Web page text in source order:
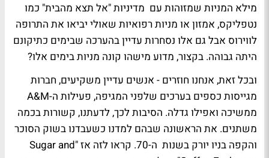
מילא המניות שמזוהות עם מדיניות "אל תצא מהבית" כמו
נטפליקס, אמזון או מניות רפואיות שאולי יביאו את התרופה
לווירוס אבל גם אלו נסחרות עדיין בהערכה שבימים כתיקונם
היתה גבוהה. בקצור, מדוע מישהו קונה מניות בימים אלו?
ובכל זאת, אנחנו חוזרים - אנשים עדיין משקיעים, חברות
מגייסות כספים בערכים שלפני המגיפה, פעילות ה-A&M
ממשיכה ואפילו גדלה. הסיבות לכך, לדעתנו, קשורות בכמה
משתנים. את הראשונה שבהם למדנו כשעבדנו בשוק הסוכר
והקפה בניו יורק בשנות ה-70. קראו לזה אז "Sugar and